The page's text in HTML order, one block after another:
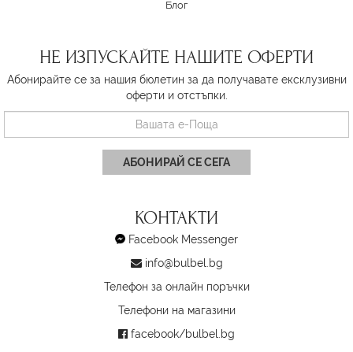
Блог
НЕ ИЗПУСКАЙТЕ НАШИТЕ ОФЕРТИ
Абонирайте се за нашия бюлетин за да получавате ексклузивни
оферти и отстъпки.
АБОНИРАЙ СЕ СЕГА
КОНТАКТИ
Facebook Messenger
info@bulbel.bg
Телефон за онлайн поръчки
Телефони на магазини
facebook/bulbel.bg